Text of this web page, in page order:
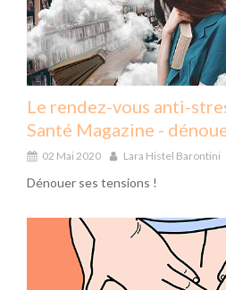
Le rendez-vous anti-
Santé Magazine -
02 Mai 2020 Lara Histel Barontini
Dénouer ses tensions !